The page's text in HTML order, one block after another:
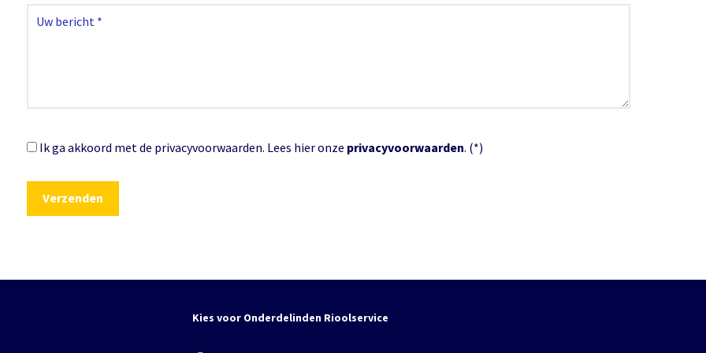
Ik ga akkoord met de privacyvoorwaarden. Lees hier onze privacyvoorwaarden. (*)
Kies voor Onderdelinden Rioolservice